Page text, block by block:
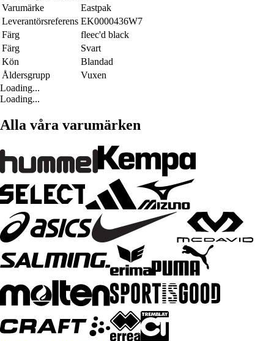
Varumärke
Eastpak
Leverantörsreferens EK0000436W7
Färg
fleec'd black
Färg
Svart
Kön
Blandad
Åldersgrupp
Vuxen
Loading...
Loading...
Alla våra varumärken